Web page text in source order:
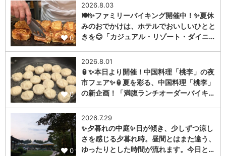
0
2026.8.03
🍽️✨ファミリーバイキング開催中！✨夏休
みのおでかけは、ホテルでおいしいひとと
きを😊「カジュアル・リゾート・ダイニ…
0
2026.8.01
🏮✨本日より開催！中国料理「桃李」の夜
市フェア✨🏮夏を彩る、中国料理「桃李」
の新企画！「満腹ランチオーダーバイキ…
0
2026.7.29
✨夕暮れの中庭✨日が傾き、少しずつ涼し
さを感じる夕暮れ時。昼間とはまた違う、
ゆったりとした時間が流れます。今日と…